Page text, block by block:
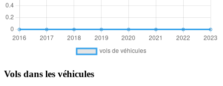
Vols dans les véhicules